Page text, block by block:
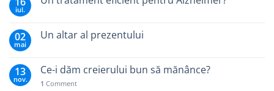
iul.
02
mai
Un altar al prezentului
13
nov.
Ce-i dăm creierului bun să mănânce?
1 Comment